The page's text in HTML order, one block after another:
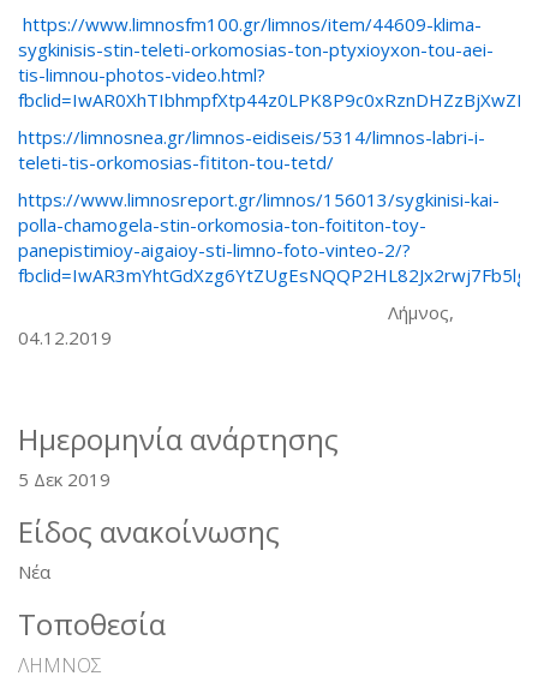
https://www.limnosfm100.gr/limnos/item/44609-klima-
sygkinisis-stin-teleti-orkomosias-ton-ptyxioyxon-tou-aei-
tis-limnou-photos-video.html?
https://limnosnea.gr/limnos-eidiseis/5314/limnos-labri-i-
teleti-tis-orkomosias-fititon-tou-tetd/
https://www.limnosreport.gr/limnos/156013/sygkinisi-kai-
polla-chamogela-stin-orkomosia-ton-foititon-toy-
panepistimioy-aigaioy-sti-limno-foto-vinteo-2/?
Λήμνος,
04.12.2019
Ημερομηνία ανάρτησης
5 Δεκ 2019
Είδος ανακοίνωσης
Νέα
Τοποθεσία
ΛΗΜΝΟΣ